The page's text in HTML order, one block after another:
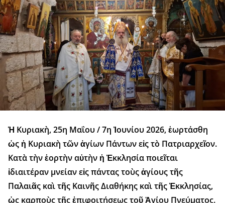
Ἡ Κυριακὴ, 25η Μαΐου / 7η Ἰουνίου 2026, ἑωρτάσθη
ὡς ἡ Κυριακὴ τῶν ἁγίων Πάντων εἰς τὸ Πατριαρχεῖον.
Κατὰ τὴν ἑορτὴν αὐτὴν ἡ Ἐκκλησία ποιεῖται
ἰδιαιτέραν μνείαν εἰς πάντας τοὺς ἁγίους τῆς
Παλαιᾶς καὶ τῆς Καινῆς Διαθήκης καὶ τῆς Ἐκκλησίας,
ὡς καρποὺς τῆς ἐπιφοιτήσεως τοῦ Ἁγίου Πνεύματος.